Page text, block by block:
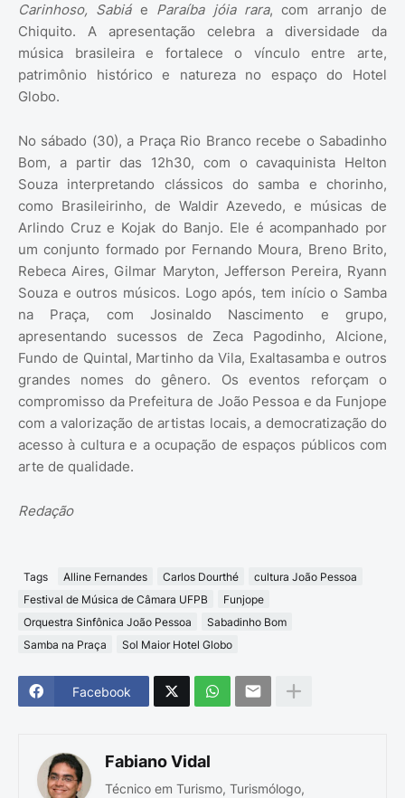
Carinhoso, Sabiá e Paraíba jóia rara, com arranjo de
Chiquito. A apresentação celebra a diversidade da
música brasileira e fortalece o vínculo entre arte,
patrimônio histórico e natureza no espaço do Hotel
Globo.
No sábado (30), a Praça Rio Branco recebe o Sabadinho
Bom, a partir das 12h30, com o cavaquinista Helton
Souza interpretando clássicos do samba e chorinho,
como Brasileirinho, de Waldir Azevedo, e músicas de
Arlindo Cruz e Kojak do Banjo. Ele é acompanhado por
um conjunto formado por Fernando Moura, Breno Brito,
Rebeca Aires, Gilmar Maryton, Jefferson Pereira, Ryann
Souza e outros músicos. Logo após, tem início o Samba
na Praça, com Josinaldo Nascimento e grupo,
apresentando sucessos de Zeca Pagodinho, Alcione,
Fundo de Quintal, Martinho da Vila, Exaltasamba e outros
grandes nomes do gênero. Os eventos reforçam o
compromisso da Prefeitura de João Pessoa e da Funjope
com a valorização de artistas locais, a democratização do
acesso à cultura e a ocupação de espaços públicos com
arte de qualidade.
Redação
Tags Alline Fernandes Carlos Dourthé
cultura João Pessoa
Festival de Música de Câmara UFPB
Funjope
Orquestra Sinfônica João Pessoa
Sabadinho Bom
Samba na Praça
Sol Maior Hotel Globo
Facebook
Fabiano Vidal
Técnico em Turismo, Turismólogo,